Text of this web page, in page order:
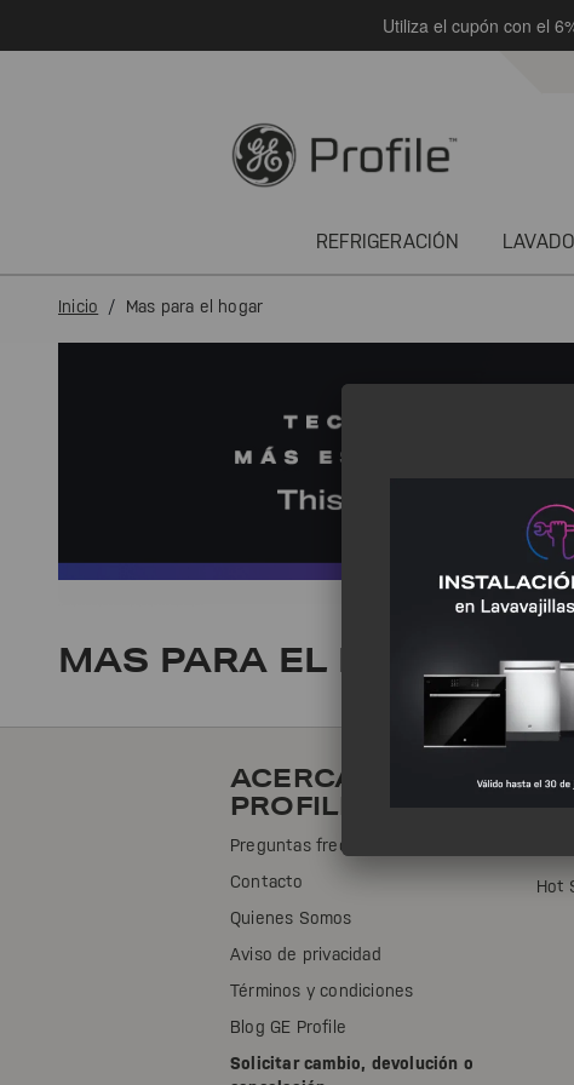
REFRIGERACIÓN
Inicio Mas para el hogar
MAS PARA EL HOGAR 0
ACERCA DE GE
PROFILE
Preguntas frecuentes
Contacto
Quienes Somos
Aviso de privacidad
Términos y condiciones
Blog GE Profile
Solicitar cambio, devolución o
Hot
Utiliza el cupón con el